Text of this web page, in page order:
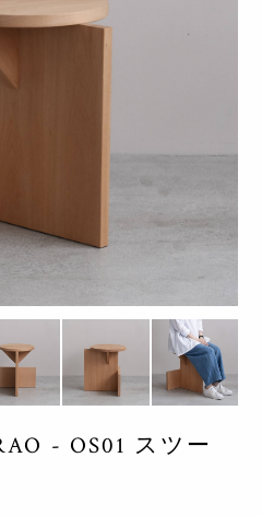
- OS01 スツー